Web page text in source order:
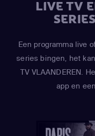
LIVE TV
Een programma live
series bingen, het
TV VLAANDEREN.
app en